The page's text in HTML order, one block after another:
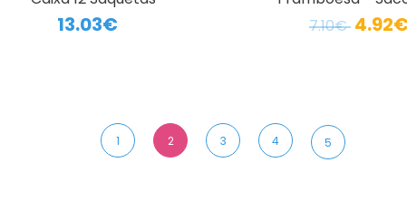
13.03€
7.10€
1 2 3 4 5